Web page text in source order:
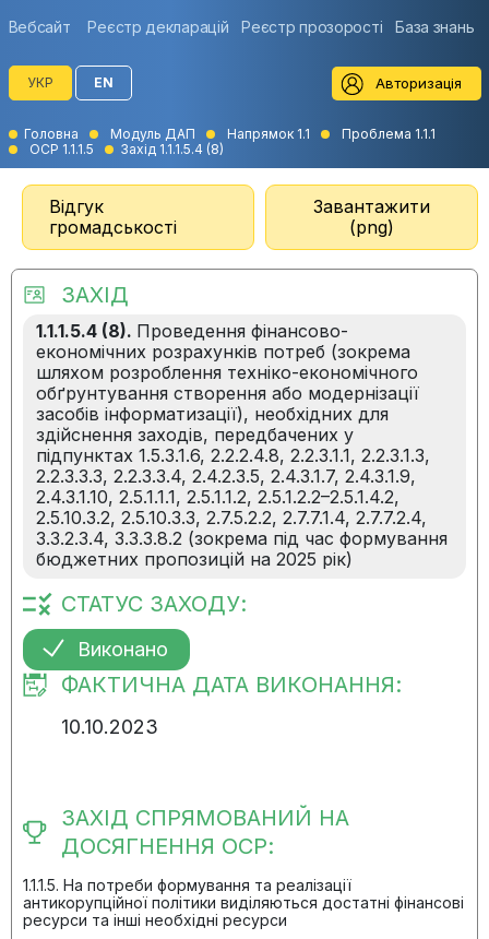
Вебсайт Реєстр декларацій Реєстр прозорості База знань
УКР EN Авторизація
Головна Модуль ДАП Напрямок 1.1
Проблема 1.1.1
ОСР 1.1.1.5
Захід 1.1.1.5.4 (8)
Відгук
громадськості
Завантажити
(png)
ЗАХІД
1.1.1.5.4 (8). Проведення фінансово-
економічних розрахунків потреб (зокрема
шляхом розроблення техніко-економічного
обґрунтування створення або модернізації
засобів інформатизації), необхідних для
здійснення заходів, передбачених у
підпунктах 1.5.3.1.6, 2.2.2.4.8, 2.2.3.1.1, 2.2.3.1.3,
2.2.3.3.3, 2.2.3.3.4, 2.4.2.3.5, 2.4.3.1.7, 2.4.3.1.9,
2.4.3.1.10, 2.5.1.1.1, 2.5.1.1.2, 2.5.1.2.2–2.5.1.4.2,
2.5.10.3.2, 2.5.10.3.3, 2.7.5.2.2, 2.7.7.1.4, 2.7.7.2.4,
3.3.2.3.4, 3.3.3.8.2 (зокрема під час формування
бюджетних пропозицій на 2025 рік)
СТАТУС ЗАХОДУ:
Виконано
ФАКТИЧНА ДАТА ВИКОНАННЯ:
10.10.2023
ЗАХІД СПРЯМОВАНИЙ НА
ДОСЯГНЕННЯ ОСР:
1.1.1.5. На потреби формування та реалізації
антикорупційної політики виділяються достатні фінансові
ресурси та інші необхідні ресурси